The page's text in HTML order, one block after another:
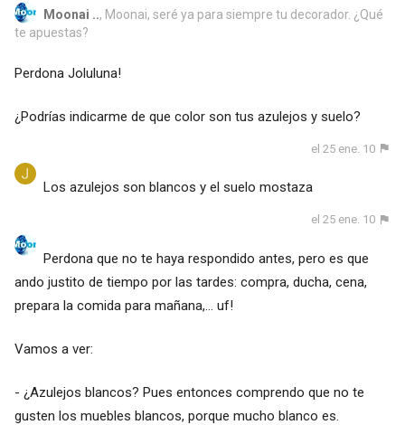
Moonai .., Moonai, seré ya para siempre tu decorador. ¿Qué
te apuestas?
Perdona Joluluna!
¿Podrías indicarme de que color son tus azulejos y suelo?
el 25 ene. 10
Los azulejos son blancos y el suelo mostaza
el 25 ene. 10
Perdona que no te haya respondido antes, pero es que
ando justito de tiempo por las tardes: compra, ducha, cena,
prepara la comida para mañana,... uf!
Vamos a ver:
- ¿Azulejos blancos? Pues entonces comprendo que no te
gusten los muebles blancos, porque mucho blanco es.